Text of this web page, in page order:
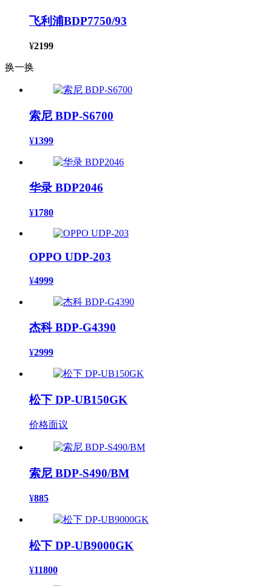
飞利浦BDP7750/93
¥2199
换一换
索尼 BDP-S6700
¥1399
华录 BDP2046
¥1780
OPPO UDP-203
¥4999
杰科 BDP-G4390
¥2999
松下 DP-UB150GK
价格面议
索尼 BDP-S490/BM
¥885
松下 DP-UB9000GK
¥11800